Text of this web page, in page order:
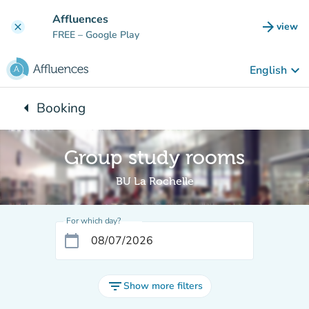
clear Affluences
FREE – Google Play arrow_forward view
(new
English keyboard_arrow_down
arrow_leftBack to:
Booking
Group study rooms
BU La Rochelle
For which day?
calendar_today
filter_listShow more filters